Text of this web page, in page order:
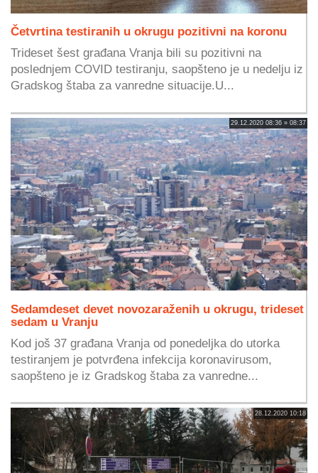
Četvrtina testiranih u okrugu pozitivni na koronu
Trideset šest građana Vranja bili su pozitivni na
poslednjem COVID testiranju, saopšteno je u nedelju iz
Gradskog štaba za vanredne situacije.U...
29.12.2020 08:36 » 08:37
Sedamdeset devet novozaraženih u okrugu, trideset
sedam u Vranju
Kod još 37 građana Vranja od ponedeljka do utorka
testiranjem je potvrđena infekcija koronavirusom,
saopšteno je iz Gradskog štaba za vanredne...
28.12.2020 10:18